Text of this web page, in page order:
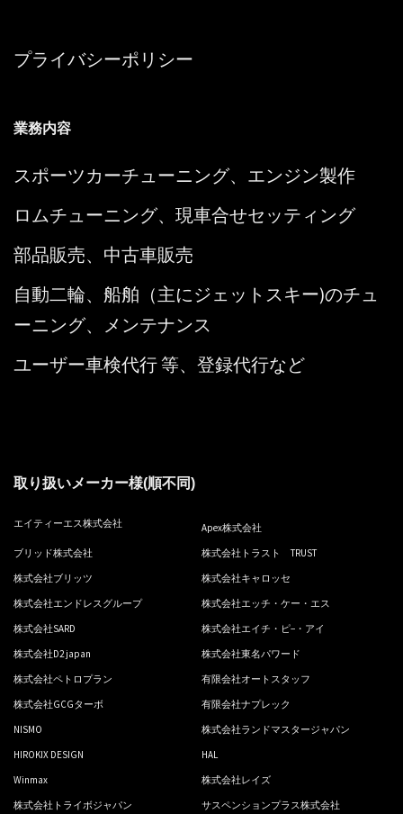
プライバシーポリシー
業務内容
スポーツカーチューニング、エンジン製作
ロムチューニング、現車合せセッティング
部品販売、中古車販売
自動二輪、船舶（主にジェットスキー)のチュ
ーニング、メンテナンス
ユーザー車検代行 等、登録代行など
取り扱いメーカー様(順不同)
エイティーエス株式会社
Apex株式会社
ブリッド株式会社
株式会社トラスト TRUST
株式会社ブリッツ
株式会社キャロッセ
株式会社エンドレスグループ
株式会社エッチ・ケー・エス
株式会社SARD
株式会社エイチ・ピ−・アイ
株式会社D2 japan
株式会社東名パワード
株式会社ペトロプラン
有限会社オートスタッフ
株式会社GCGターボ
有限会社ナプレック
NISMO
株式会社ランドマスタージャパン
HIROKIX DESIGN
HAL
Winmax
株式会社レイズ
株式会社トライボジャパン
サスペンションプラス株式会社